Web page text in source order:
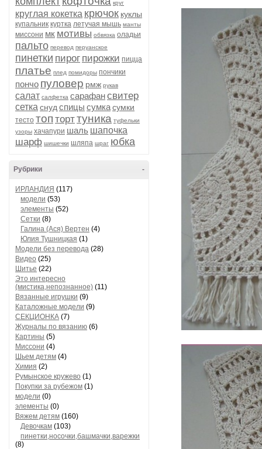
круг
круглая кокетка крючок куклы
купальник куртка летучая мышь манты
миссони мк мотивы обвязка оладьи
пальто перевод перуанское
пинетки пирог пирожки пицца
платье плед помидоры пончики
пончо пуловер рмж рукав
салат салфетка сарафансвитер
сетка снуд спицы сумкасумки
тесто топ торттуника туфельки
узоры хачапури шаль шапочка
шарф шишечки шляпа шраг юбка
-
Рубрики
ИРЛАНДИЯ (117)
модели (53)
элементы (52)
Сетки (8)
Галина (Ася) Вертен (4)
Юлия Тушницкая (1)
Модели без перевода (28)
Видео (25)
Шитье (22)
Это интересно
(мистика,непознанное) (11)
Вязанные игрушки (9)
Каталожные модели (9)
СЕКЦИОНКА (7)
Журналы по вязанию (6)
Картины (5)
Миссони (4)
Шьем детям (4)
Химия (2)
Румынское кружево (1)
Покупки за рубежом (1)
модели (0)
элементы (0)
Вяжем детям (160)
Девочкам (103)
пинетки,носочки,башмачки,варежки
(8)